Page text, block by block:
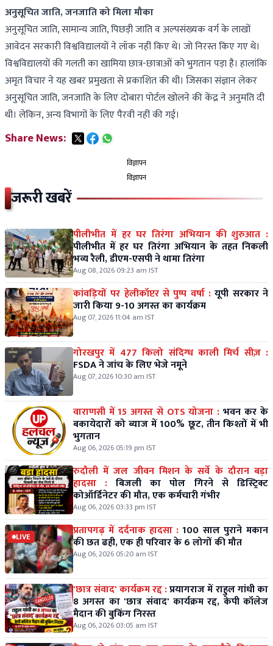
अनुसूचित जाति, जनजाति को मिला मौका
अनुसूचित जाति, सामान्य जाति, पिछड़ी जाति व अल्पसंख्यक वर्ग के लाखों
आवेदन सरकारी विश्वविद्यालयों ने लॉक नहीं किए थे। जो निरस्त किए गए थे।
विश्वविद्यालयों की गलती का खामिया छात्र-छात्राओं को भुगतान पड़ा है। हालांकि
अमृत विचार ने यह खबर प्रमुखता से प्रकाशित की थी। जिसका संज्ञान लेकर
अनुसूचित जाति, जनजाति के लिए दोबारा पोर्टल खोलने की केंद्र ने अनुमति दी
थी। लेकिन, अन्य विभागों के लिए पैरवी नहीं की गई।
Share News:
विज्ञापन
विज्ञापन
जरूरी खबरें
पीलीभीत में हर घर तिरंगा अभियान की शुरुआत :
पीलीभीत में हर घर तिरंगा अभियान के तहत निकली
भव्य रैली, डीएम-एसपी ने थामा तिरंगा
Aug 08, 2026 09:23 am IST
कांवड़ियों पर हेलीकॉप्टर से पुष्प वर्षा : यूपी सरकार ने
जारी किया 9-10 अगस्त का कार्यक्रम
Aug 07, 2026 11:04 am IST
गोरखपुर में 477 किलो संदिग्ध काली मिर्च सीज़ :
FSDA ने जांच के लिए भेजे नमूने
Aug 07, 2026 10:30 am IST
वाराणसी में 15 अगस्त से OTS योजना : भवन कर के
बकायेदारों को ब्याज में 100% छूट, तीन किश्तों में भी
भुगतान
Aug 06, 2026 05:19 pm IST
रुदौली में जल जीवन मिशन के सर्वे के दौरान बड़ा
हादसा : बिजली का पोल गिरने से डिस्ट्रिक्ट
कोऑर्डिनेटर की मौत, एक कर्मचारी गंभीर
Aug 06, 2026 03:33 pm IST
LIVE प्रतापगढ़ में दर्दनाक हादसा : 100 साल पुराने मकान
की छत ढही, एक ही परिवार के 6 लोगों की मौत
Aug 06, 2026 05:20 am IST
'छात्र संवाद' कार्यक्रम रद्द :प्रयागराज में राहुल गांधी का
8 अगस्त का 'छात्र संवाद' कार्यक्रम रद्द, केपी कॉलेज
मैदान की बुकिंग निरस्त
Aug 06, 2026 03:05 am IST